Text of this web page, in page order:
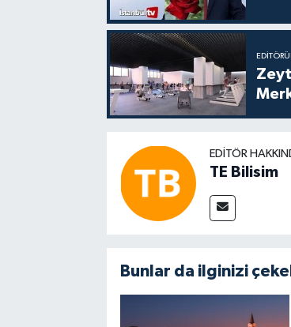
EDITÖR
TE Bilisim
Bunlar da ilginizi